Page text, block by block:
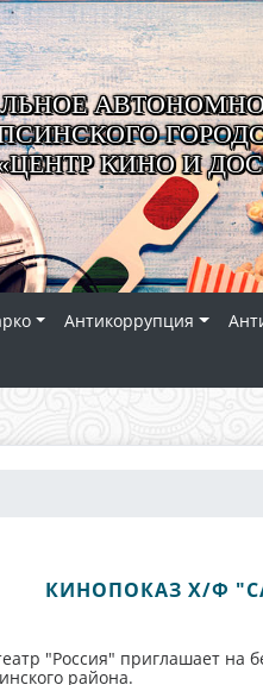
КИНО И
Антикоррупция
КИНОПОКАЗ Х/Ф
"Россия" приглашает на
района.